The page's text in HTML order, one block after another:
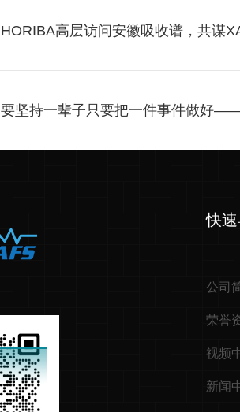
HORIBA高层访问安徽吸收谱，共谋
要坚持一辈子只要把一件事件做好
快
公司
荣誉
视频
新闻